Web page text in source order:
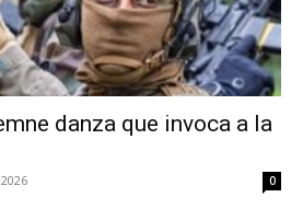
danza que invoca a la
0